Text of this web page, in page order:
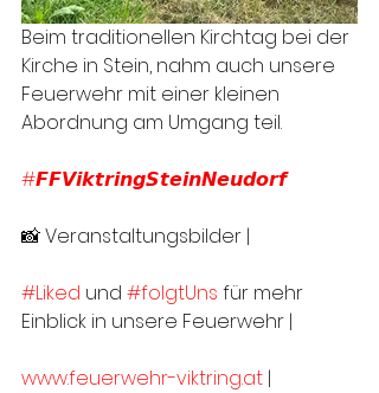
Beim traditionellen Kirchtag bei der
Kirche in Stein, nahm auch unsere
Feuerwehr mit einer kleinen
Abordnung am Umgang teil.
#𝙁𝙁𝙑𝙞𝙠𝙩𝙧𝙞𝙣𝙜𝙎𝙩𝙚𝙞𝙣𝙉𝙚𝙪𝙙𝙤𝙧𝙛
📸 Veranstaltungsbilder |
#Liked und #folgtUns für mehr
Einblick in unsere Feuerwehr |
www.feuerwehr-viktring.at |